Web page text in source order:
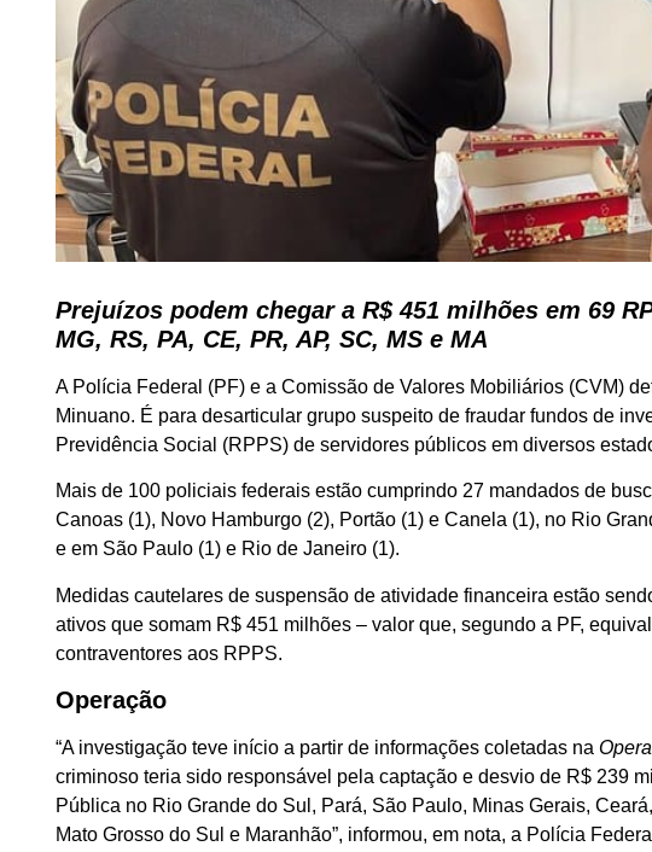
Prejuízos podem chegar a R$ 451 milhões em 69
MG, RS, PA, CE, PR, AP, SC, MS e MA
A Polícia Federal (PF) e a Comissão de Valores Mobiliários (CVM)
Minuano. É para desarticular grupo suspeito de fraudar fundos de
Previdência Social (RPPS) de servidores públicos em diversos
Mais de 100 policiais federais estão cumprindo 27 mandados de
Canoas (1), Novo Hamburgo (2), Portão (1) e Canela (1), no Rio
e em São Paulo (1) e Rio de Janeiro (1).
Medidas cautelares de suspensão de atividade financeira estão
ativos que somam R$ 451 milhões – valor que, segundo a PF,
contraventores aos RPPS.
Operação
“A investigação teve início a partir de informações coletadas na
criminoso teria sido responsável pela captação e desvio de R$ 239
Pública no Rio Grande do Sul, Pará, São Paulo, Minas Gerais,
Mato Grosso do Sul e Maranhão”, informou, em nota, a Polícia